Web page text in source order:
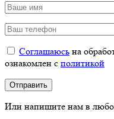
Соглашаюсь на
ознакомлен с политикой
Или напишите нам в